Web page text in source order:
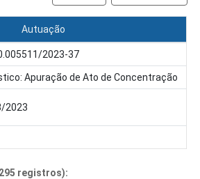
Autuação
2023-37
Apuração de Ato de Concentração
2023
registros):